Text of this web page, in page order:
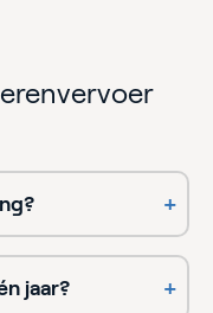
+
jaar? +